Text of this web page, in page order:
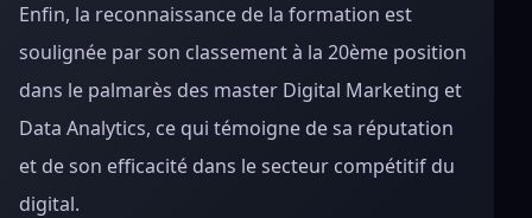
Enfin, la reconnaissance de la formation est
soulignée par son classement à la 20ème position
dans le palmarès des master Digital Marketing et
Data Analytics, ce qui témoigne de sa réputation
et de son efficacité dans le secteur compétitif du
digital.